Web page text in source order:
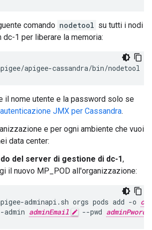
comando nodetool su tutti i nodi
dc-1 per liberare la memoria:
apigee-cassandra/bin/nodetool
il nome utente e la password solo se
JMX per Cassandra.
e per ogni ambiente che vuoi
data center:
del server di gestione di dc-1,
il nuovo MP_POD all'organizzazione:
adminapi.sh orgs pods add -o
admin
adminEmail --pwd adminPword